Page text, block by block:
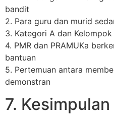
bandit
2. Para guru dan murid
3. Kategori A dan
4. PMR dan PRAMUKa
bantuan
5. Pertemuan antara
demonstran
7. Kesimpulan